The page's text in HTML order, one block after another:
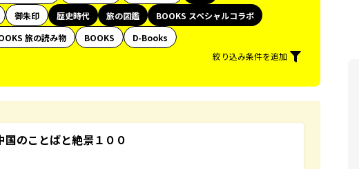
御朱印 歴史時代 旅の図鑑
BOOKS スペシャルコラボ
旅の読み物 BOOKS
D-Books
絞り込み条件を追加
のことばと絶景１００